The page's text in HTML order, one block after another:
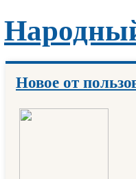
Новое от